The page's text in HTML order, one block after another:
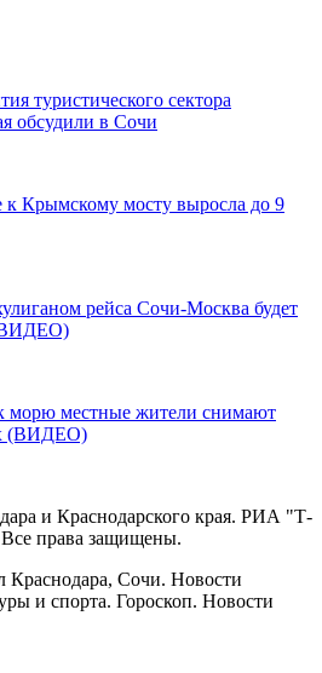
туристического сектора
обсудили в Сочи
к Крымскому мосту выросла до 9
рейса Сочи-Москва будет
(ВИДЕО)
морю местные жители снимают
(ВИДЕО)
и Краснодарского края. РИА "Т-
права защищены.
Сочи. Новости
и спорта. Гороскоп. Новости